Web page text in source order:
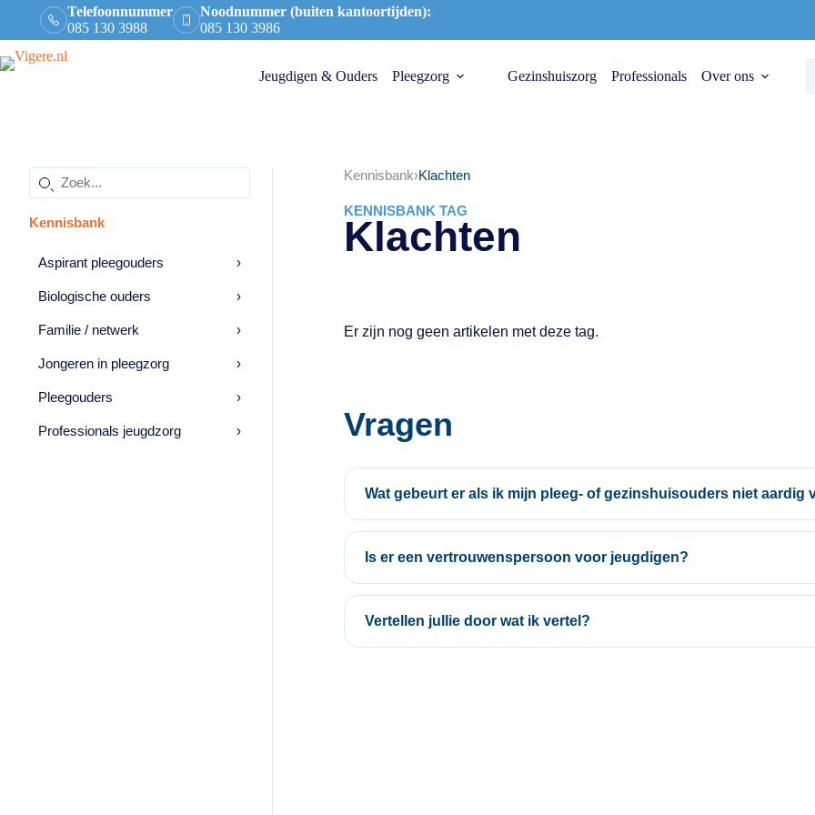
Telefoonnummer
085 130 3988
Noodnummer (buiten kantoortijden):
085 130 3986
Jeugdigen & Ouders Pleegzorg Gezinshuiszorg Professionals Over ons
Kennisbank
Aspirant pleegouders ›
Biologische ouders ›
Familie / netwerk ›
Jongeren in pleegzorg ›
Pleegouders ›
Professionals jeugdzorg ›
Kennisbank›Klachten
KENNISBANK TAG
Klachten
Er zijn nog geen artikelen met deze tag.
Vragen
Wat gebeurt er als ik mijn pleeg- of gezinshuisouders niet aardig
Is er een vertrouwenspersoon voor jeugdigen?
Vertellen jullie door wat ik vertel?